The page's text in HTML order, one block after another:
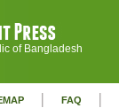
of Bangladesh
| FAQ |